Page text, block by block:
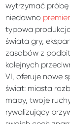
wytrzymać
niedawno
typowa
świata gry,
zasobów z
kolejnych
VI, oferuje nowe
świat: miasta
mapy, twoje
rywalizujący